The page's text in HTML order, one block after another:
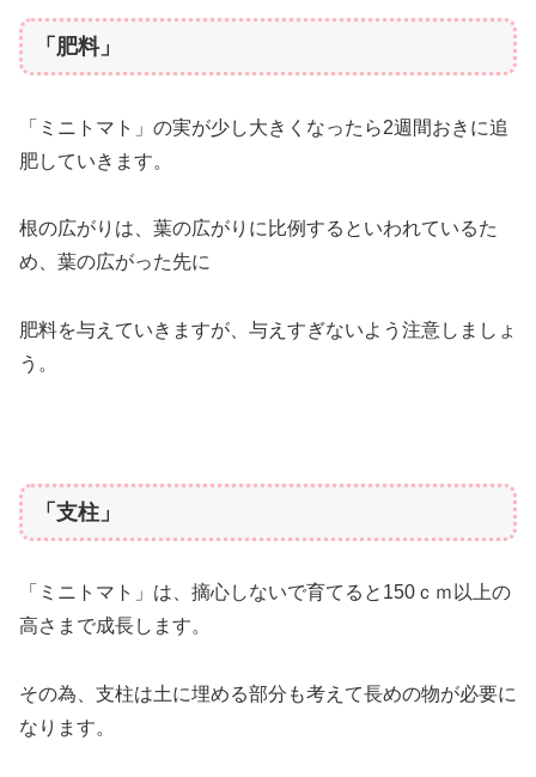
「肥料」
「ミニトマト」の実が少し大きくなったら2週間おきに追
肥していきます。
根の広がりは、葉の広がりに比例するといわれているた
め、葉の広がった先に
肥料を与えていきますが、与えすぎないよう注意しましょ
う。
「支柱」
「ミニトマト」は、摘心しないで育てると150ｃｍ以上の
高さまで成長します。
その為、支柱は土に埋める部分も考えて長めの物が必要に
なります。